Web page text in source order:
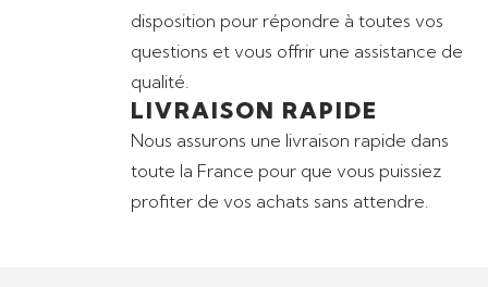
disposition pour répondre à toutes vos
questions et vous offrir une assistance de
qualité.
LIVRAISON RAPIDE
Nous assurons une livraison rapide dans
toute la France pour que vous puissiez
profiter de vos achats sans attendre.